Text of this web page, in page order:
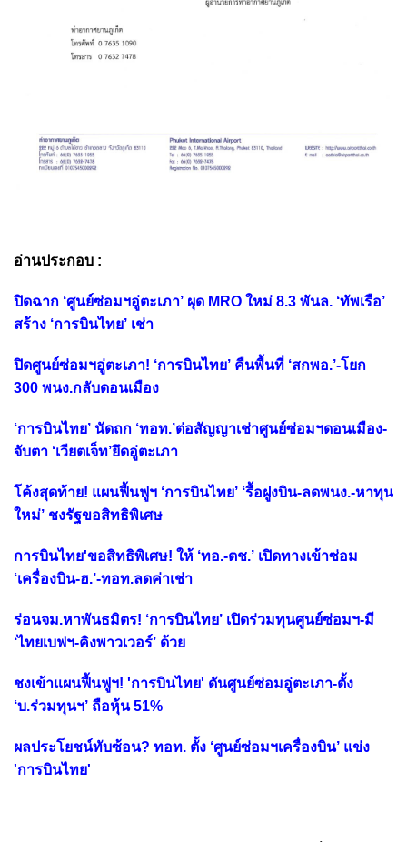
อ่านประกอบ :
ปิดฉาก ‘ศูนย์ซ่อมฯอู่ตะเภา’ ผุด MRO ใหม่ 8.3 พันล. ‘ทัพเรือ’
สร้าง ‘การบินไทย’ เช่า
ปิดศูนย์ซ่อมฯอู่ตะเภา! ‘การบินไทย’ คืนพื้นที่ ‘สกพอ.’-โยก
300 พนง.กลับดอนเมือง
‘การบินไทย’ นัดถก ‘ทอท.’ต่อสัญญาเช่าศูนย์ซ่อมฯดอนเมือง-
จับตา ‘เวียตเจ็ท’ยึดอู่ตะเภา
โค้งสุดท้าย! แผนฟื้นฟูฯ ‘การบินไทย’ ‘รื้อฝูงบิน-ลดพนง.-หาทุน
ใหม่’ ชงรัฐขอสิทธิพิเศษ
การบินไทย'ขอสิทธิพิเศษ! ให้ ‘ทอ.-ตช.’ เปิดทางเข้าซ่อม
‘เครื่องบิน-ฮ.’-ทอท.ลดค่าเช่า
ร่อนจม.หาพันธมิตร! ‘การบินไทย’ เปิดร่วมทุนศูนย์ซ่อมฯ-มี
‘ไทยเบฟฯ-คิงพาวเวอร์’ ด้วย
ชงเข้าแผนฟื้นฟูฯ! 'การบินไทย' ดันศูนย์ซ่อมอู่ตะเภา-ตั้ง
‘บ.ร่วมทุนฯ’ ถือหุ้น 51%
ผลประโยชน์ทับซ้อน? ทอท. ตั้ง ‘ศูนย์ซ่อมฯเครื่องบิน’ แข่ง
'การบินไทย'